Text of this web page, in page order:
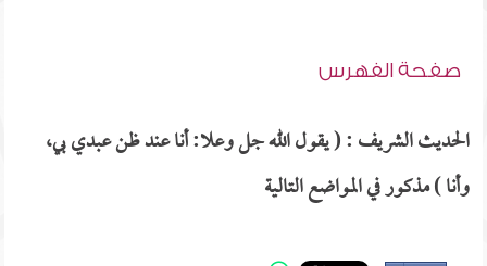
صفحة الفهرس
الحديث الشريف : ( يقول الله جل وعلا: أنا عند ظن عبدي بي،
وأنا ) مذكور في المواضع التالية